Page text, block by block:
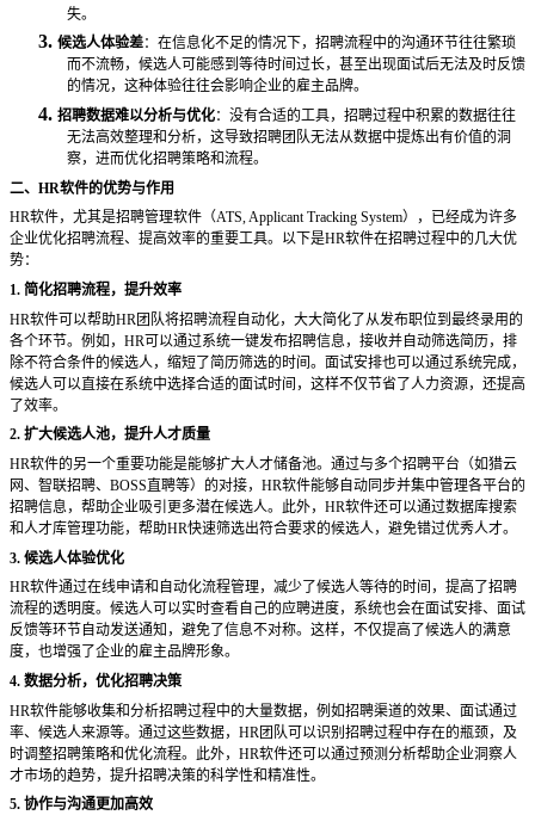
失。
3. 候选人体验差：在信息化不足的情况下，招聘流程中的沟通环节往往繁琐
而不流畅，候选人可能感到等待时间过长，甚至出现面试后无法及时反馈
的情况，这种体验往往会影响企业的雇主品牌。
4. 招聘数据难以分析与优化：没有合适的工具，招聘过程中积累的数据往往
无法高效整理和分析，这导致招聘团队无法从数据中提炼出有价值的洞
察，进而优化招聘策略和流程。
二、 HR软件的优势与作用
HR软件，尤其是招聘管理软件（ATS, Applicant Tracking System），已经成为许多
企业优化招聘流程、提高效率的重要工具。以下是HR软件在招聘过程中的几大优
势：
1. 简化招聘流程，提升效率
HR软件可以帮助HR团队将招聘流程自动化，大大简化了从发布职位到最终录用的
各个环节。例如，HR可以通过系统一键发布招聘信息，接收并自动筛选简历，排
除不符合条件的候选人，缩短了简历筛选的时间。面试安排也可以通过系统完成，
候选人可以直接在系统中选择合适的面试时间，这样不仅节省了人力资源，还提高
了效率。
2. 扩大候选人池，提升人才质量
HR软件的另一个重要功能是能够扩大人才储备池。通过与多个招聘平台（如猎云
网、智联招聘、BOSS直聘等）的对接，HR软件能够自动同步并集中管理各平台的
招聘信息，帮助企业吸引更多潜在候选人。此外，HR软件还可以通过数据库搜索
和人才库管理功能，帮助HR快速筛选出符合要求的候选人，避免错过优秀人才。
3. 候选人体验优化
HR软件通过在线申请和自动化流程管理，减少了候选人等待的时间，提高了招聘
流程的透明度。候选人可以实时查看自己的应聘进度，系统也会在面试安排、面试
反馈等环节自动发送通知，避免了信息不对称。这样，不仅提高了候选人的满意
度，也增强了企业的雇主品牌形象。
4. 数据分析，优化招聘决策
HR软件能够收集和分析招聘过程中的大量数据，例如招聘渠道的效果、面试通过
率、候选人来源等。通过这些数据，HR团队可以识别招聘过程中存在的瓶颈，及
时调整招聘策略和优化流程。此外，HR软件还可以通过预测分析帮助企业洞察人
才市场的趋势，提升招聘决策的科学性和精准性。
5. 协作与沟通更加高效